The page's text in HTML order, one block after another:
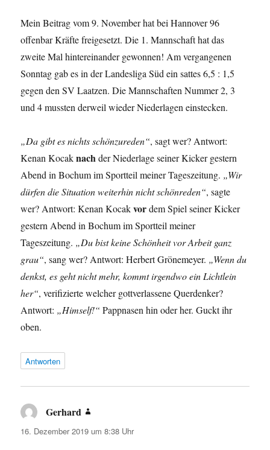
Mein Beitrag vom 9. November hat bei Hannover 96
offenbar Kräfte freigesetzt. Die 1. Mannschaft hat das
zweite Mal hintereinander gewonnen! Am vergangenen
Sonntag gab es in der Landesliga Süd ein sattes 6,5 : 1,5
gegen den SV Laatzen. Die Mannschaften Nummer 2, 3
und 4 mussten derweil wieder Niederlagen einstecken.
„Da gibt es nichts schönzureden“, sagt wer? Antwort:
Kenan Kocaknachder Niederlage seiner Kicker gestern
Abend in Bochum im Sportteil meiner Tageszeitung. „Wir
dürfen die Situation weiterhin nicht schönreden“, sagte
wer? Antwort: Kenan Kocakvordem Spiel seiner Kicker
gestern Abend in Bochum im Sportteil meiner
Tageszeitung. „Du bist keine Schönheit vor Arbeit ganz
grau“, sang wer? Antwort: Herbert Grönemeyer. „Wenn du
denkst, es geht nicht mehr, kommt irgendwo ein Lichtlein
her“, verifizierte welcher gottverlassene Querdenker?
Antwort: „Himself!“ Pappnasen hin oder her. Guckt ihr
oben.
Antworten
Gerhard
16. Dezember 2019 um 8:38 Uhr